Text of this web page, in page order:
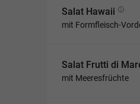
Salat Hawaii
mit Formfleisch-
Salat Frutti di
mit Meeresfrüchte